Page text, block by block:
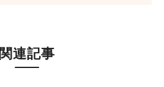
関連記事